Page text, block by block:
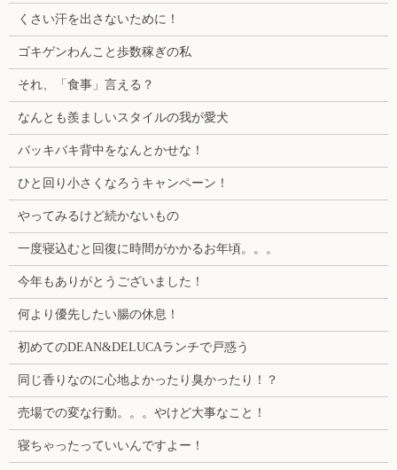
くさい汗を出さないために！
ゴキゲンわんこと歩数稼ぎの私
それ、「食事」言える？
なんとも羨ましいスタイルの我が愛犬
バッキバキ背中をなんとかせな！
ひと回り小さくなろうキャンペーン！
やってみるけど続かないもの
一度寝込むと回復に時間がかかるお年頃。。。
今年もありがとうございました！
何より優先したい腸の休息！
初めてのDEAN&DELUCAランチで戸惑う
同じ香りなのに心地よかったり臭かったり！？
売場での変な行動。。。やけど大事なこと！
寝ちゃったっていいんですよー！